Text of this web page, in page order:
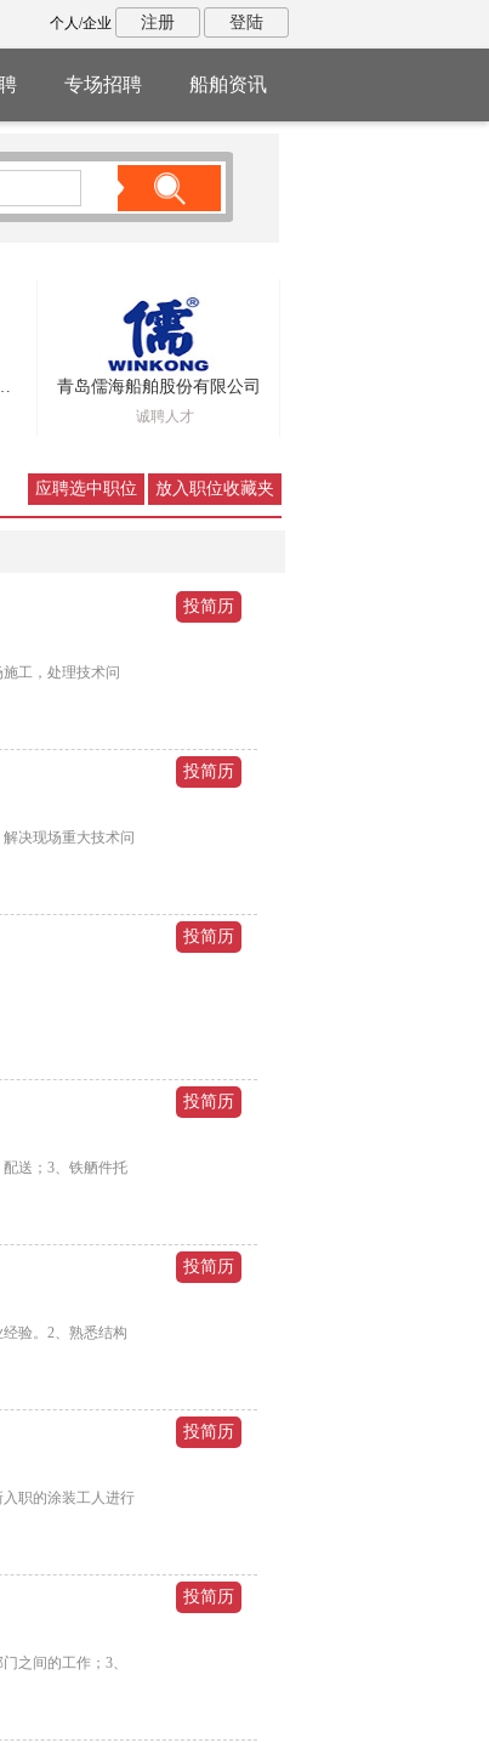
个人/企业 注册 登陆
专场招聘 船舶资讯
舶设备有限公司 青岛儒海船舶股份有限公司
诚聘人才
工，处理技术问
决现场重大技术问
送；3、铁舾件托
验。2、熟悉结构
职的涂装工人进行
之间的工作；3、